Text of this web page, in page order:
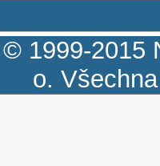
© 1999-2015
o.